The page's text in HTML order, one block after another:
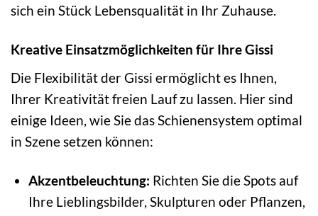
sich ein Stück Lebensqualität in Ihr Zuhause.
Kreative Einsatzmöglichkeiten für Ihre Gissi
Die Flexibilität der Gissi ermöglicht es Ihnen,
Ihrer Kreativität freien Lauf zu lassen. Hier sind
einige Ideen, wie Sie das Schienensystem optimal
in Szene setzen können:
Akzentbeleuchtung: Richten Sie die Spots auf
Ihre Lieblingsbilder, Skulpturen oder Pflanzen,